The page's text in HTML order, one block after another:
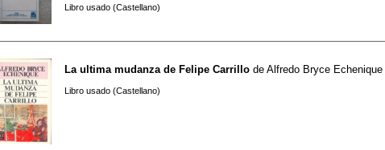
Libro usado (Castellano)
La ultima mudanza de Felipe Carrillo de Alfredo Bryce Echenique
Libro usado (Castellano)